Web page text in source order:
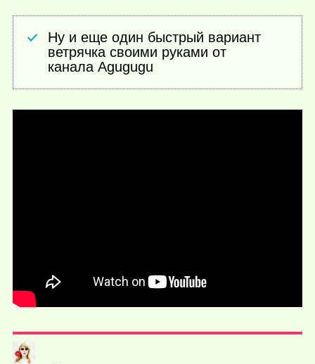
Ну и еще один быстрый вариант
ветрячка своими руками от
канала Agugugu